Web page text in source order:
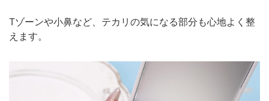
Tゾーンや小鼻など、テカリの気になる部分も心地よく整
えます。